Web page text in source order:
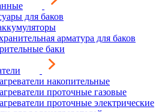
для баков
арматура для баков
баки
накопительные
проточные газовые
проточные электрические